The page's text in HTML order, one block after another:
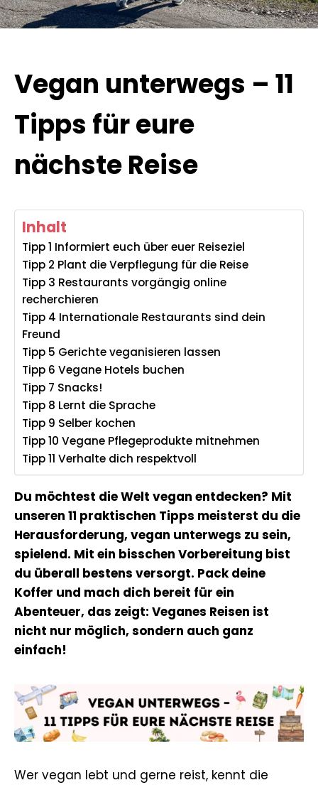
Vegan unterwegs – 11
Tipps für eure
nächste Reise
Inhalt
Tipp 1 Informiert euch über euer Reiseziel
Tipp 2 Plant die Verpflegung für die Reise
Tipp 3 Restaurants vorgängig online
recherchieren
Tipp 4 Internationale Restaurants sind dein
Freund
Tipp 5 Gerichte veganisieren lassen
Tipp 6 Vegane Hotels buchen
Tipp 7 Snacks!
Tipp 8 Lernt die Sprache
Tipp 9 Selber kochen
Tipp 10 Vegane Pflegeprodukte mitnehmen
Tipp 11 Verhalte dich respektvoll
Du möchtest die Welt vegan entdecken? Mit
unseren 11 praktischen Tipps meisterst du die
Herausforderung, vegan unterwegs zu sein,
spielend. Mit ein bisschen Vorbereitung bist
du überall bestens versorgt. Pack deine
Koffer und mach dich bereit für ein
Abenteuer, das zeigt: Veganes Reisen ist
nicht nur möglich, sondern auch ganz
einfach!
Wer vegan lebt und gerne reist, kennt die